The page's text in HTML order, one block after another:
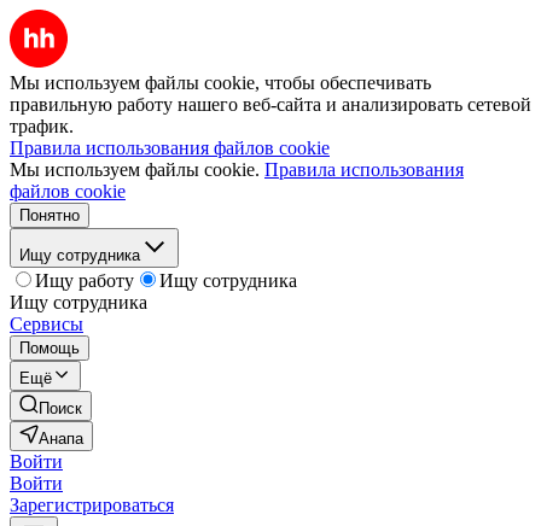
Мы используем файлы cookie, чтобы обеспечивать
правильную работу нашего веб-сайта и анализировать сетевой
трафик.
Правила использования файлов cookie
Мы используем файлы cookie. Правила использования
файлов cookie
Понятно
Ищу сотрудника
Ищу работу
Ищу сотрудника
Ищу сотрудника
Сервисы
Помощь
Ещё
Поиск
Анапа
Войти
Войти
Зарегистрироваться